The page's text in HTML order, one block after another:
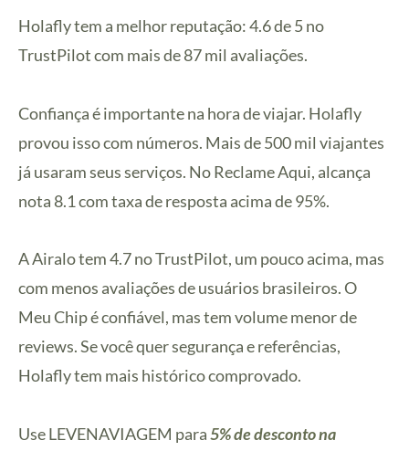
Holafly tem a melhor reputação: 4.6 de 5 no
TrustPilot com mais de 87 mil avaliações.
Confiança é importante na hora de viajar. Holafly
provou isso com números. Mais de 500 mil viajantes
já usaram seus serviços. No Reclame Aqui, alcança
nota 8.1 com taxa de resposta acima de 95%.
A Airalo tem 4.7 no TrustPilot, um pouco acima, mas
com menos avaliações de usuários brasileiros. O
Meu Chip é confiável, mas tem volume menor de
reviews. Se você quer segurança e referências,
Holafly tem mais histórico comprovado.
Use LEVENAVIAGEM para5% de desconto na